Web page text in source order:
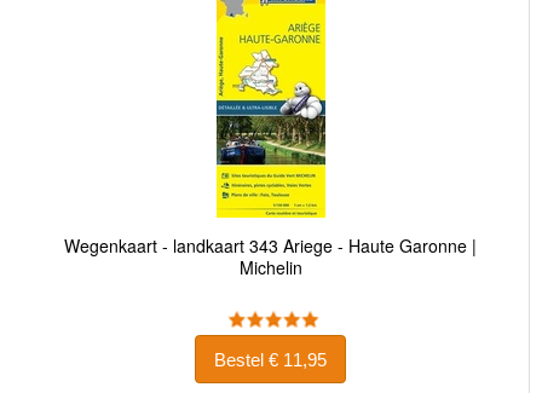
Wegenkaart - landkaart 343 Ariege - Haute Garonne |
Michelin
Bestel € 11,95